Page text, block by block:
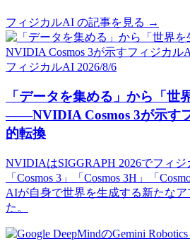
フィジカルAI の記事を見る →
フィジカルAI 2026/8/6
「データを集める」から「世
——NVIDIA Cosmos 3が示す
的転換
NVIDIAはSIGGRAPH 2026でフィ
「Cosmos 3」「Cosmos 3H」「
AIが自身で世界を生成する新たな
た。